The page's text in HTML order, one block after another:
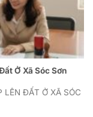
Ở Xã Sóc Sơn
LÊN ĐẤT Ở XÃ SÓC